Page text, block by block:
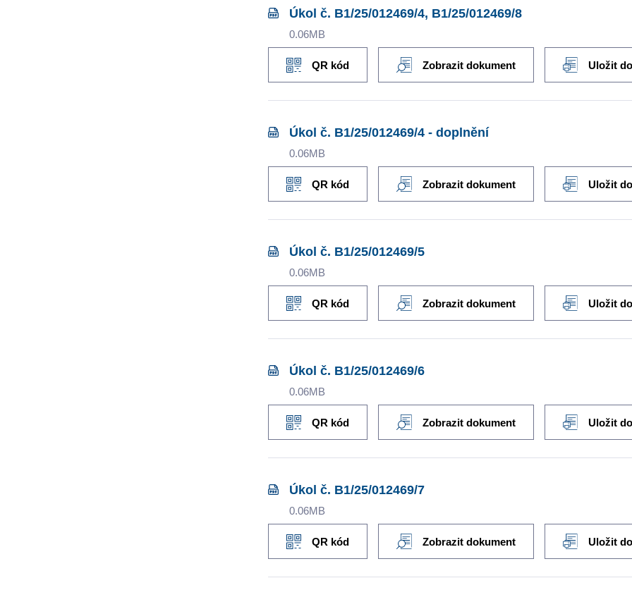
Úkol č. B1/25/012469/4, B1/25/012469/8
0.06MB
QR kód Zobrazit dokument Uložit
Úkol č. B1/25/012469/4 - doplnění
0.06MB
QR kód Zobrazit dokument Uložit
Úkol č. B1/25/012469/5
0.06MB
QR kód Zobrazit dokument Uložit
Úkol č. B1/25/012469/6
0.06MB
QR kód Zobrazit dokument Uložit
Úkol č. B1/25/012469/7
0.06MB
QR kód Zobrazit dokument Uložit